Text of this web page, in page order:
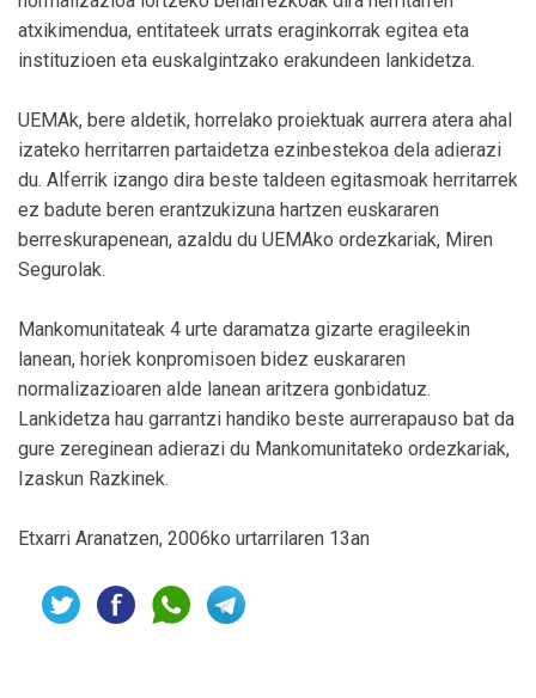
atxikimendua, entitateek urrats eraginkorrak egitea eta
instituzioen eta euskalgintzako erakundeen lankidetza.
UEMAk, bere aldetik, horrelako proiektuak aurrera atera ahal
izateko herritarren partaidetza ezinbestekoa dela adierazi
du. Alferrik izango dira beste taldeen egitasmoak herritarrek
ez badute beren erantzukizuna hartzen euskararen
berreskurapenean, azaldu du UEMAko ordezkariak, Miren
Segurolak.
Mankomunitateak 4 urte daramatza gizarte eragileekin
lanean, horiek konpromisoen bidez euskararen
normalizazioaren alde lanean aritzera gonbidatuz.
Lankidetza hau garrantzi handiko beste aurrerapauso bat da
gure zereginean adierazi du Mankomunitateko ordezkariak,
Izaskun Razkinek.
Etxarri Aranatzen, 2006ko urtarrilaren 13an